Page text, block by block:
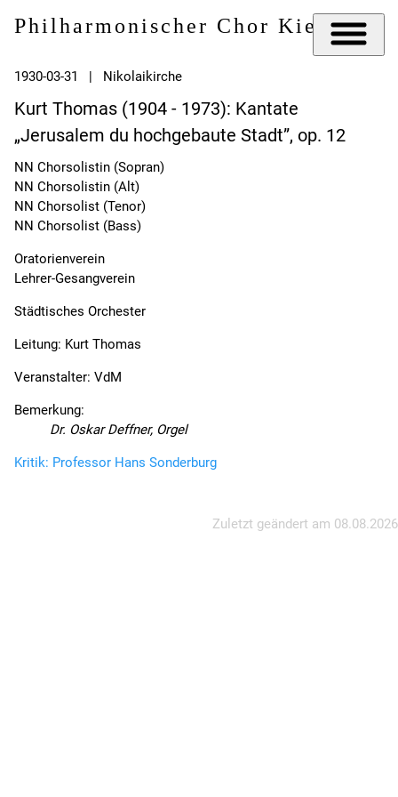
Philharmonischer Chor Kiel e.V.
1930-03-31 | Nikolaikirche
Kurt Thomas (1904 - 1973): Kantate
„Jerusalem du hochgebaute Stadt”, op. 12
NN Chorsolistin (Sopran)
NN Chorsolistin (Alt)
NN Chorsolist (Tenor)
NN Chorsolist (Bass)
Oratorienverein
Lehrer-Gesangverein
Städtisches Orchester
Leitung: Kurt Thomas
Veranstalter: VdM
Bemerkung:
Dr. Oskar Deffner, Orgel
Kritik: Professor Hans Sonderburg
Zuletzt geändert am 08.08.2026